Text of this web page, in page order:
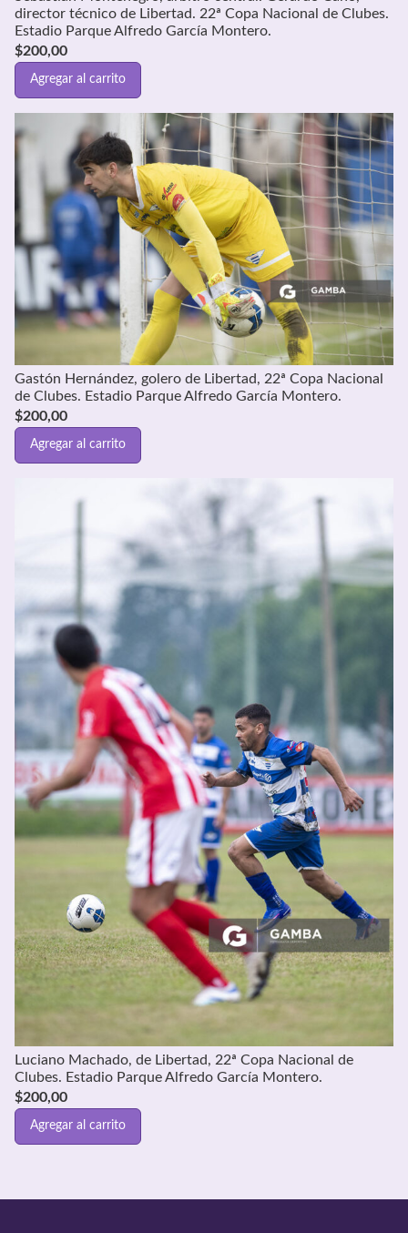
director técnico de Libertad. 22ª Copa Nacional de Clubes.
Estadio Parque Alfredo García Montero.
$200,00
Agregar al carrito
Gastón Hernández, golero de Libertad, 22ª Copa Nacional
de Clubes. Estadio Parque Alfredo García Montero.
$200,00
Agregar al carrito
Luciano Machado, de Libertad, 22ª Copa Nacional de
Clubes. Estadio Parque Alfredo García Montero.
$200,00
Agregar al carrito